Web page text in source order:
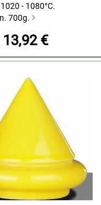
- 1080°C.
700g.
13,92 €